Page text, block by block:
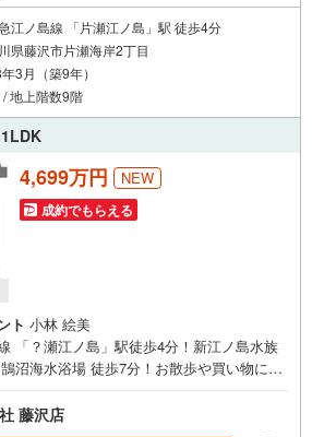
江ノ島線 「片瀬江ノ島」駅 徒歩4分
県藤沢市片瀬海岸2丁目
3月（築9年）
地上階数9階
4,699万円 NEW
成約でもらえる
ト 小林 絵美
「？瀬江ノ島」駅徒歩4分！新江ノ島水族
沼海水浴場 徒歩7分！お散歩や買い物に出
お待ちしております。
藤沢店